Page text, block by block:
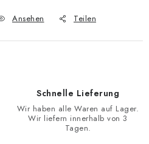
Ansehen Teilen
Schnelle Lieferung
Wir haben alle Waren auf Lager.
Wir liefern innerhalb von 3
Tagen.